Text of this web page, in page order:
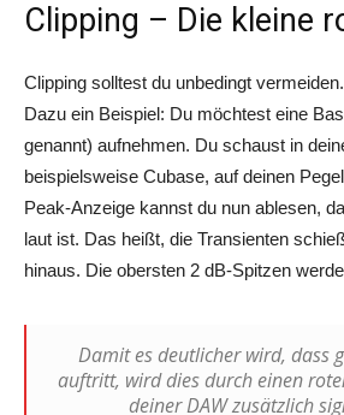
Clipping – Die kleine
Clipping solltest du unbedingt
Dazu ein Beispiel: Du möchtest eine
genannt) aufnehmen. Du schaust in
beispielsweise Cubase, auf deinen
Peak-Anzeige kannst du nun ablesen,
laut ist. Das heißt, die Transienten
hinaus. Die obersten 2 dB-Spitzen
Damit es deutlicher wird, dass
auftritt, wird dies durch einen
deiner DAW zusätzlich